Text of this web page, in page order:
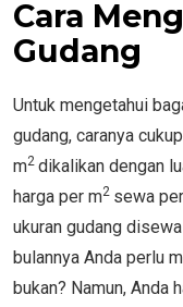
Cara
Gudang
Untuk mengetahui
gudang, caranya
m2 dikalikan dengan
harga per m2 sewa
ukuran gudang
bulannya Anda perlu
bukan? Namun, Anda